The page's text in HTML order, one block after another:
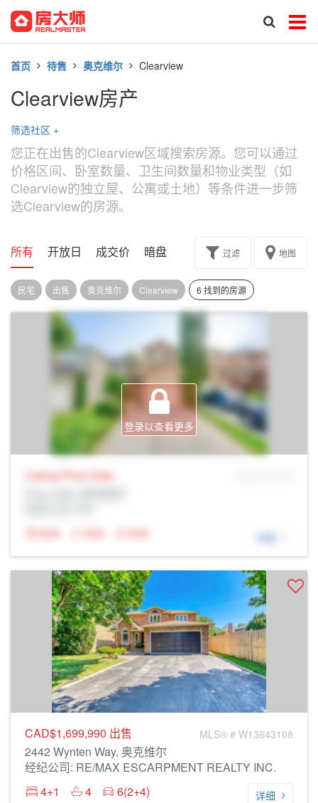
首页 待售 奥克维尔 Clearview
Clearview房产
筛选社区 +
您正在出售的Clearview区域搜索房源。您可以通过
价格区间、卧室数量、卫生间数量和物业类型（如
Clearview的独立屋、公寓或土地）等条件进一步筛
选Clearview的房源。
所有 开放日 成交价 暗盘 楼花转让过滤 地图
民宅 出售 奥克维尔 Clearview 6 找到的房源
登录以查看更多
Listing Price Sale
N/A
N/A N/A 详细
CAD$1,699,990 出售 MLS® # W13643108
2442 Wynten Way, 奥克维尔
经纪公司: RE/MAX ESCARPMENT REALTY INC.
4+1
4 6(2+4) 详细